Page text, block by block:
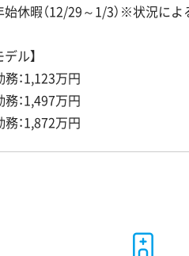
始休暇（12/29～1/3）※状況によ
デル】
：1,123万円
：1,497万円
：1,872万円